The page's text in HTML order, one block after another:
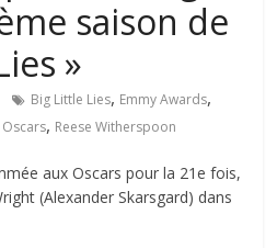
saison de
»
Big Little Lies, Emmy Awards,
Oscars, Reese Witherspoon
aux Oscars pour la 21e fois,
(Alexander Skarsgard) dans